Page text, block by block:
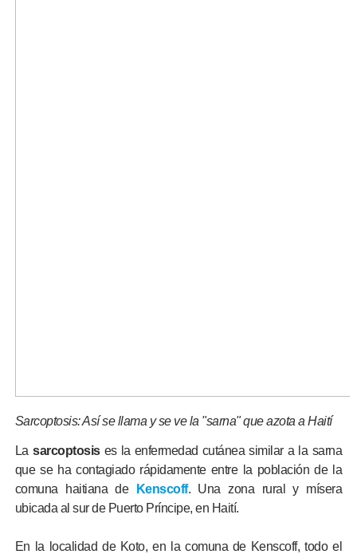
Sarcoptosis: Así se llama y se ve la "sarna" que azota a Haití
La sarcoptosises la enfermedad cutánea similar a la sarna
que se ha contagiado rápidamente entre la población de la
comuna haitiana de
Kenscoff. Una zona rural y mísera
ubicada al sur de Puerto Príncipe, en Haití.
En la localidad de Koto, en la comuna de Kenscoff, todo el